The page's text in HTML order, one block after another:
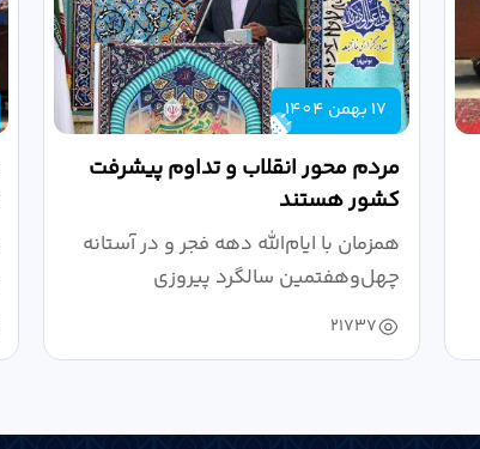
17 بهمن 1404
مردم محور انقلاب و تداوم پیشرفت
کشور هستند
همزمان با ایام‌الله دهه فجر و در آستانه
چهل‌وهفتمین سالگرد پیروزی
شکوهمند...
21737